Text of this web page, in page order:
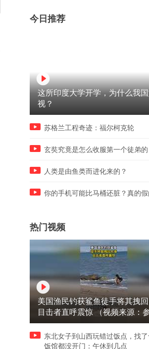
鱼，当地：死鱼已打捞，正对
手机24小
今日推荐
这所印度大学开学，为什么我
视？
苏格兰工程奇迹：福尔柯克轮
玄奘究竟是怎么收服第一个徒弟的
人类是由鱼类而进化来的？
你的手机可能比马桶还脏？真的假
热门视频
美国渔民钓获鲨鱼徒手将其拽
目击者直呼震惊 （视频来源：
息）
东北女子到山西玩错过饭点，找
饭馆都没开门：午休到几点